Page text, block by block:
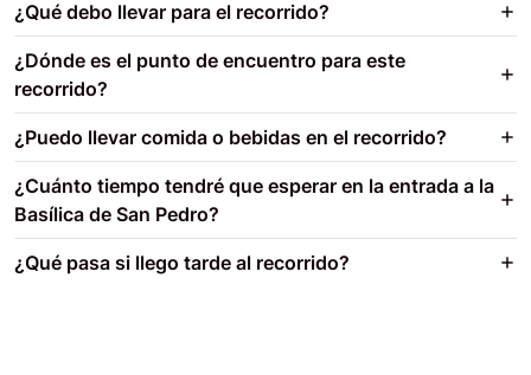
¿Qué debo llevar para el recorrido?
¿Dónde es el punto de encuentro para este
recorrido?
¿Puedo llevar comida o bebidas en el recorrido?
¿Cuánto tiempo tendré que esperar en la entrada a la
Basílica de San Pedro?
¿Qué pasa si llego tarde al recorrido?